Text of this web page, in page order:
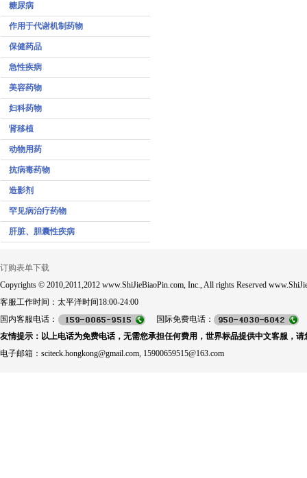
糖尿病
作用于代谢机制药物
保健药品
急性疾病
美容药物
妇科药物
肾移植
动物用药
抗病毒药物
造影剂
罕见病治疗药物
肝脏、胆囊性疾病
订购表单下载
Copyrights © 2010,2011,2012 www.ShiJieBiaoPin.com, Inc., All rights Reserved
客服工作时间：太平洋时间18:00-24:00
国内客服电话：
国际免费电话：
友情提示：以上电话为免费电话，无需您承担任何费用，世界标品提供中文客服，请
电子邮箱：sciteck.hongkong@gmail.com, 15900659515@163.com